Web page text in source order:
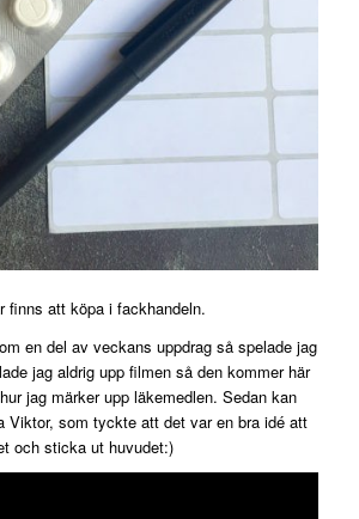
finns att köpa i fackhandeln.
en del av veckans uppdrag så spelade jag
jag aldrig upp filmen så den kommer här
jag märker upp läkemedlen. Sedan kan
Viktor, som tyckte att det var en bra idé att
och sticka ut huvudet:)